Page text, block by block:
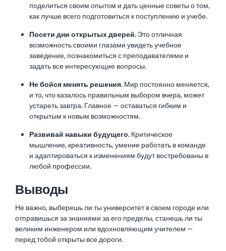
поделиться своим опытом и дать ценные советы о том,
как лучше всего подготовиться к поступлению и учебе.
Посети дни открытых дверей. Это отличная
возможность своими глазами увидеть учебное
заведение, познакомиться с преподавателями и
задать все интересующие вопросы.
Не бойся менять решения. Мир постоянно меняется,
и то, что казалось правильным выбором вчера, может
устареть завтра. Главное — оставаться гибким и
открытым к новым возможностям.
Развивай навыки будущего. Критическое
мышление, креативность, умение работать в команде
и адаптироваться к изменениям будут востребованы в
любой профессии.
Выводы
Не важно, выберешь ли ты университет в своем городе или
отправишься за знаниями за его пределы, станешь ли ты
великим инженером или вдохновляющим учителем —
перед тобой открыты все дороги.